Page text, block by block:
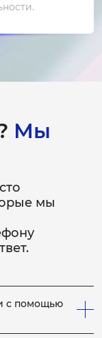
Мы
мы
с помощью